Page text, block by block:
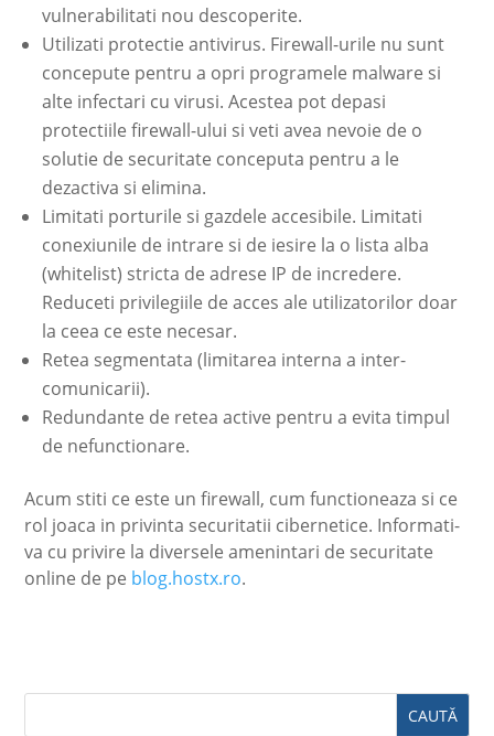
vulnerabilitati nou descoperite.
Utilizati protectie antivirus. Firewall-urile nu sunt
concepute pentru a opri programele malware si
alte infectari cu virusi. Acestea pot depasi
protectiile firewall-ului si veti avea nevoie de o
solutie de securitate conceputa pentru a le
dezactiva si elimina.
Limitati porturile si gazdele accesibile. Limitati
conexiunile de intrare si de iesire la o lista alba
(whitelist) stricta de adrese IP de incredere.
Reduceti privilegiile de acces ale utilizatorilor doar
la ceea ce este necesar.
Retea segmentata (limitarea interna a inter-
comunicarii).
Redundante de retea active pentru a evita timpul
de nefunctionare.
Acum stiti ce este un firewall, cum functioneaza si ce
rol joaca in privinta securitatii cibernetice. Informati-
va cu privire la diversele amenintari de securitate
online de pe blog.hostx.ro.